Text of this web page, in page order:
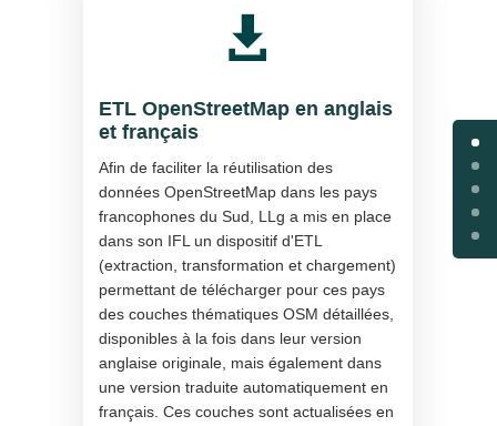

ETL OpenStreetMap en anglais
et français
Afin de faciliter la réutilisation des
données OpenStreetMap dans les pays
francophones du Sud, LLg a mis en place
dans son IFL un dispositif d'ETL
(extraction, transformation et chargement)
permettant de télécharger pour ces pays
des couches thématiques OSM détaillées,
disponibles à la fois dans leur version
anglaise originale, mais également dans
une version traduite automatiquement en
français. Ces couches sont actualisées en